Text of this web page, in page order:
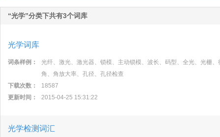
“光学”分类下共有3个词库
光学词库
词条样例：
光纤、激光、激光器、锁模、主动锁模、波长、码型、全光、光栅
角、角放大率、孔径、孔径检查
下载次数：
18587
更新时间：
2015-04-25 15:31:22
光学检测词汇